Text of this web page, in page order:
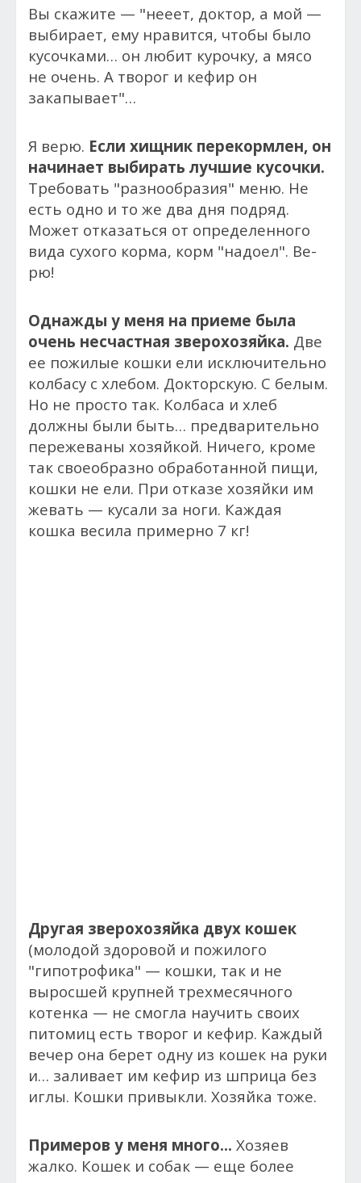
Вы скажите — "нееет, доктор, а мой —
выбирает, ему нравится, чтобы было
кусочками… он любит курочку, а мясо
не очень. А творог и кефир он
закапывает"…
Я верю. Если хищник перекормлен, он
начинает выбирать лучшие кусочки.
Требовать "разнообразия" меню. Не
есть одно и то же два дня подряд.
Может отказаться от определенного
вида сухого корма, корм "надоел". Ве-
рю!
Однажды у меня на приеме была
очень несчастная зверохозяйка. Две
ее пожилые кошки ели исключительно
колбасу с хлебом. Докторскую. С белым.
Но не просто так. Колбаса и хлеб
должны были быть… предварительно
пережеваны хозяйкой. Ничего, кроме
так своеобразно обработанной пищи,
кошки не ели. При отказе хозяйки им
жевать — кусали за ноги. Каждая
кошка весила примерно 7 кг!
Другая зверохозяйка двух кошек
(молодой здоровой и пожилого
"гипотрофика" — кошки, так и не
выросшей крупней трехмесячного
котенка — не смогла научить своих
питомиц есть творог и кефир. Каждый
вечер она берет одну из кошек на руки
и… заливает им кефир из шприца без
иглы. Кошки привыкли. Хозяйка тоже.
Примеров у меня много... Хозяев
жалко. Кошек и собак — еще более